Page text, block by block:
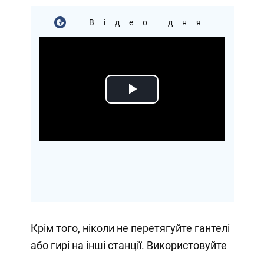
Відео дня
Play
Крім того, ніколи не перетягуйте гантелі
або гирі на інші станції. Використовуйте